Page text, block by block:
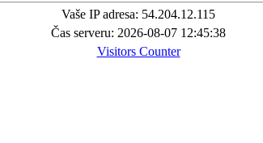
Vaše IP adresa: 54.204.12.115
Čas serveru: 2026-08-07 12:45:38
Visitors Counter